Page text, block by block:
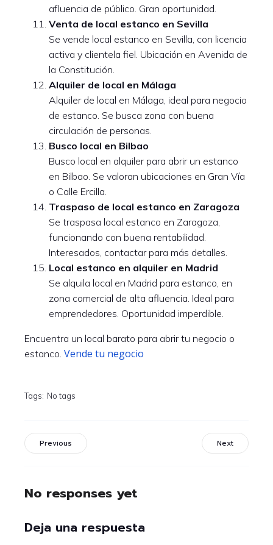
afluencia de público. Gran oportunidad.
Venta de local estanco en Sevilla
Se vende local estanco en Sevilla, con licencia
activa y clientela fiel. Ubicación en Avenida de
la Constitución.
Alquiler de local en Málaga
Alquiler de local en Málaga, ideal para negocio
de estanco. Se busca zona con buena
circulación de personas.
Busco local en Bilbao
Busco local en alquiler para abrir un estanco
en Bilbao. Se valoran ubicaciones en Gran Vía
o Calle Ercilla.
Traspaso de local estanco en Zaragoza
Se traspasa local estanco en Zaragoza,
funcionando con buena rentabilidad.
Interesados, contactar para más detalles.
Local estanco en alquiler en Madrid
Se alquila local en Madrid para estanco, en
zona comercial de alta afluencia. Ideal para
emprendedores. Oportunidad imperdible.
Encuentra un local barato para abrir tu negocio o
estanco. Vende tu negocio
Tags: No tags
Previous Next
No responses yet
Deja una respuesta